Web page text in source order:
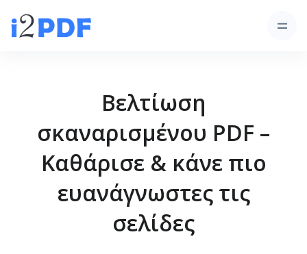
Βελτίωση
σκαναρισμένου PDF –
Καθάρισε & κάνε πιο
ευανάγνωστες τις
σελίδες